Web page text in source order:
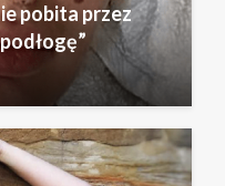
pobita przez